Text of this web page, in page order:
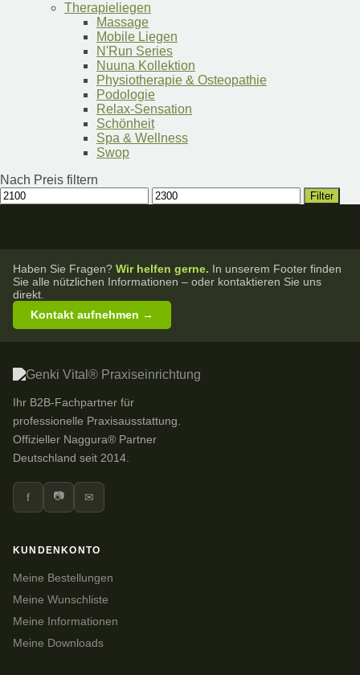
Therapieliegen
Massage
Mobile Liegen
N'Run Series
Nuuna Kollektion
Physiotherapie & Osteopathie
Podologie
Relax-Sensation
Schönheit
Spa & Wellness
Swop
Nach Preis filtern
Min.
Preis
Max.
Preis
Filter
Haben Sie Fragen? Wir helfen gerne. In unserem Footer finden
Sie alle nützlichen Informationen – oder kontaktieren Sie uns
direkt.
Kontakt aufnehmen →
Ihr B2B-Fachpartner für
professionelle Praxisausstattung.
Offizieller Naggura® Partner
Deutschland seit 2014.
f 📷 ✉
KUNDENKONTO
Meine Bestellungen
Meine Wunschliste
Meine Informationen
Meine Downloads